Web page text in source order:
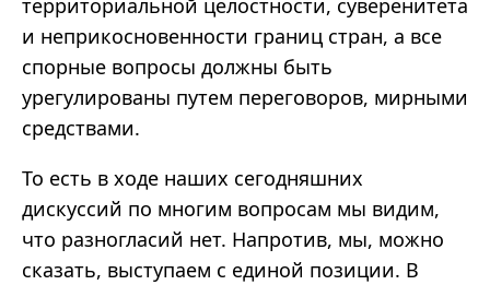
территориальной целостности, суверенитета
и неприкосновенности границ стран, а все
спорные вопросы должны быть
урегулированы путем переговоров, мирными
средствами.
То есть в ходе наших сегодняшних
дискуссий по многим вопросам мы видим,
что разногласий нет. Напротив, мы, можно
сказать, выступаем с единой позиции. В